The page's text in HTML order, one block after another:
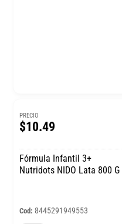
PRECIO
$10.49
Fórmula Infantil 3+
Nutridots NIDO Lata 800 G
Cod: 8445291949553